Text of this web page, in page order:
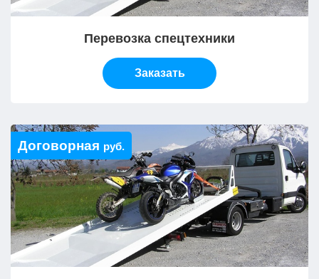
Перевозка спецтехники
Заказать
Договорная руб.